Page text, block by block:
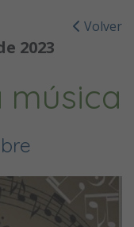
Volver
2023
música